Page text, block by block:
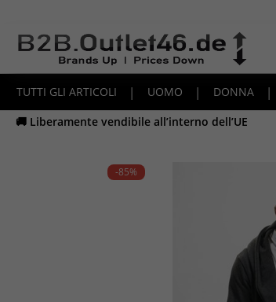
TUTTI GLI ARTICOLI | UOMO | DONNA |
🚚 Liberamente vendibile all’interno dell’UE
-85%